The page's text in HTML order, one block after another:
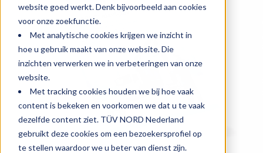
website goed werkt. Denk bijvoorbeeld aan cookies
voor onze zoekfunctie.
Met analytische cookies krijgen we inzicht in
hoe u gebruik maakt van onze website. Die
inzichten verwerken we in verbeteringen van onze
website.
Met tracking cookies houden we bij hoe vaak
content is bekeken en voorkomen we dat u te vaak
dezelfde content ziet. TÜV NORD Nederland
gebruikt deze cookies om een bezoekersprofiel op
te stellen waardoor we u beter van dienst zijn.